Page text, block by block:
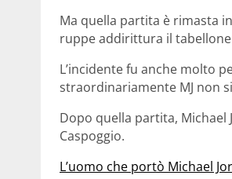
Ma quella partita è rimasta
ruppe addirittura il
L’incidente fu anche molto
straordinariamente MJ non
Dopo quella partita, Michael
Caspoggio.
L’uomo che portò Michael